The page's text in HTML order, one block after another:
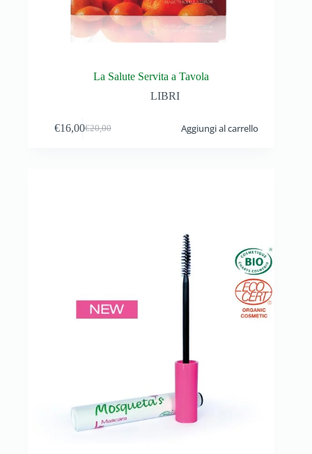
La Salute Servita a Tavola
LIBRI
€20,00
€16,00 Aggiungi al carrello